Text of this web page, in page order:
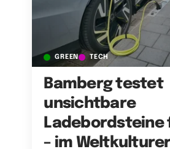
GREEN TECH
Bamberg testet
unsichtbare
Ladebordsteine
– im